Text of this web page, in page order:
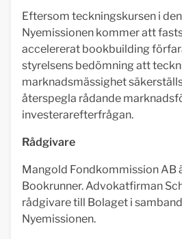
Eftersom teckningskursen i
Nyemissionen kommer att
accelererat bookbuilding
styrelsens bedömning att
marknadsmässighet
återspegla rådande
investerarefterfrågan.
Rådgivare
Mangold Fondkommission AB
Bookrunner. Advokatfirman
rådgivare till Bolaget i
Nyemissionen.